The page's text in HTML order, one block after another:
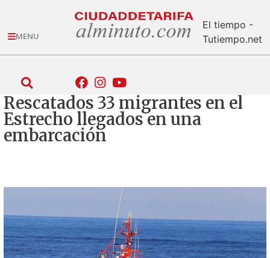
MENU
El tiempo -
Tutiempo.net
Rescatados 33 migrantes en el
Estrecho llegados en una
embarcación